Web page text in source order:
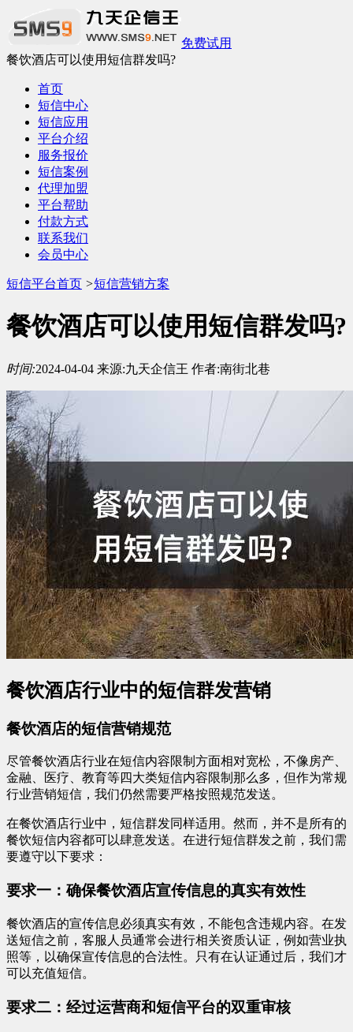
免费试用
餐饮酒店可以使用短信群发吗?
首页
短信中心
短信应用
平台介绍
服务报价
短信案例
代理加盟
平台帮助
付款方式
联系我们
会员中心
短信平台首页 >短信营销方案
餐饮酒店可以使用短信群发吗?
时间:2024-04-04 来源:九天企信王 作者:南街北巷
餐饮酒店行业中的短信群发营销
餐饮酒店的短信营销规范
尽管餐饮酒店行业在短信内容限制方面相对宽松，不像房产、
金融、医疗、教育等四大类短信内容限制那么多，但作为常规
行业营销短信，我们仍然需要严格按照规范发送。
在餐饮酒店行业中，短信群发同样适用。然而，并不是所有的
餐饮短信内容都可以肆意发送。在进行短信群发之前，我们需
要遵守以下要求：
要求一：确保餐饮酒店宣传信息的真实有效性
餐饮酒店的宣传信息必须真实有效，不能包含违规内容。在发
送短信之前，客服人员通常会进行相关资质认证，例如营业执
照等，以确保宣传信息的合法性。只有在认证通过后，我们才
可以充值短信。
要求二：经过运营商和短信平台的双重审核